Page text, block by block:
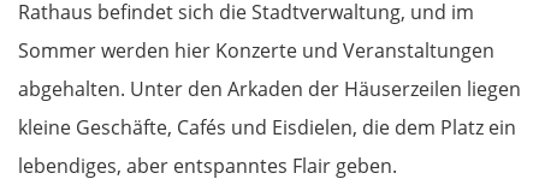
Rathaus befindet sich die Stadtverwaltung, und im
Sommer werden hier Konzerte und Veranstaltungen
abgehalten. Unter den Arkaden der Häuserzeilen liegen
kleine Geschäfte, Cafés und Eisdielen, die dem Platz ein
lebendiges, aber entspanntes Flair geben.